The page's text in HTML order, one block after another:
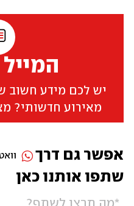
יש לכם מידע חשוב
מאירוע חדשותי?
שתפו אותנו כאן
אפשר גם דרך